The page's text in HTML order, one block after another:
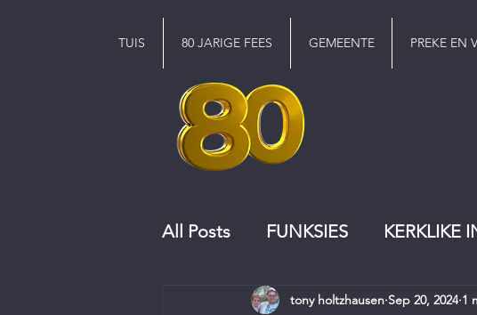
TUIS 80 JARIGE FEES GEMEENTE PREKE EN
All Posts FUNKSIES KERKLIKE
KERKRAAD KOOR
tony holtzhausen Sep 20, 2024 1